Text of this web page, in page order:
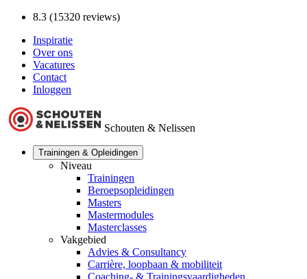
8.3 (15320 reviews)
Inspiratie
Over ons
Vacatures
Contact
Inloggen
Schouten & Nelissen
Trainingen & Opleidingen
Niveau
Trainingen
Beroepsopleidingen
Masters
Mastermodules
Masterclasses
Vakgebied
Advies & Consultancy
Carrière, loopbaan & mobiliteit
Coaching- & Trainingsvaardigheden